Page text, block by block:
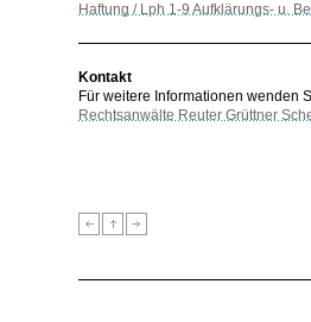
Haftung / Lph 1-9 Aufklärungs- u.
Kontakt
Für weitere Informationen wenden
Rechtsanwälte Reuter Grüttner